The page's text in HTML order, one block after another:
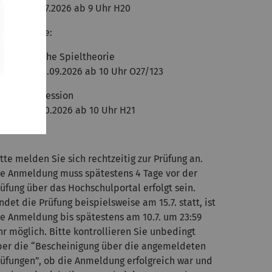
24.07.2026 ab 9 Uhr H20
Spieltheorie
30.09.2026 ab 10 Uhr O27/123
05.10.2026 ab 10 Uhr H21
melden Sie sich rechtzeitig zur Prüfung an.
Anmeldung muss spätestens 4 Tage vor der
über das Hochschulportal erfolgt sein.
die Prüfung beispielsweise am 15.7. statt, ist
Anmeldung bis spätestens am 10.7. um 23:59
möglich. Bitte kontrollieren Sie unbedingt
die “Bescheinigung über die angemeldeten
ob die Anmeldung erfolgreich war und